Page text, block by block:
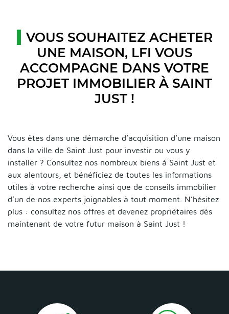
VOUS SOUHAITEZ ACHETER
UNE MAISON, LFI VOUS
ACCOMPAGNE DANS VOTRE
PROJET IMMOBILIER À SAINT
JUST !
Vous êtes dans une démarche d’acquisition d’une maison
dans la ville de Saint Just pour investir ou vous y
installer ? Consultez nos nombreux biens à Saint Just et
aux alentours, et bénéficiez de toutes les informations
utiles à votre recherche ainsi que de conseils immobilier
d’un de nos experts joignables à tout moment. N’hésitez
plus : consultez nos offres et devenez propriétaires dès
maintenant de votre futur maison à Saint Just !